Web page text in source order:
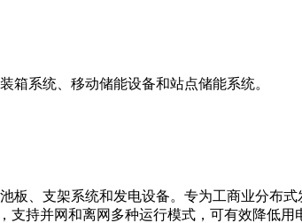
箱系统、移动储能设备和站点储能系统。
板、支架系统和发电设备。专为工商业分布
持并网和离网多种运行模式，可有效降低用